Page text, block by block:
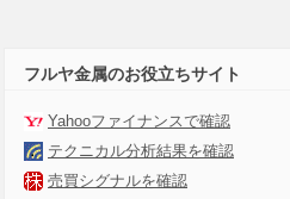
フルヤ金属のお役立ちサイト
Yahooファイナンスで確認
テクニカル分析結果を確認
売買シグナルを確認